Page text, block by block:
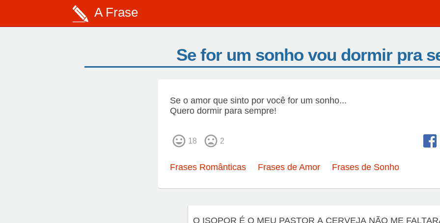
A Frase
Se for um sonho vou dormir pra
Se o amor que sinto por você for um sonho...
Quero dormir para sempre!
18 2
Frases Românticas Frases de Amor Frases de Sonho
O ISOPOR É O MEU PASTOR A CERVEJA NÃO ME